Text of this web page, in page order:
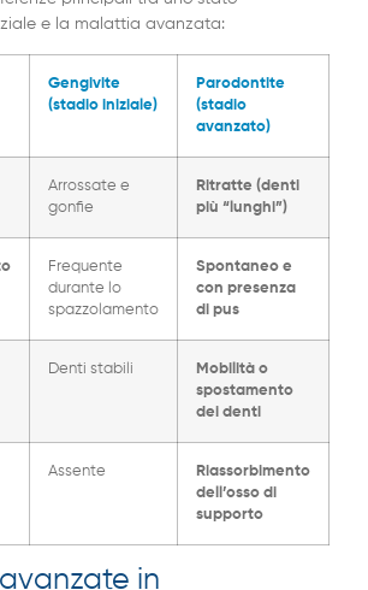
e la malattia avanzata:
Gengivite
(stadio iniziale)
Parodontite
(stadio
avanzato)
Arrossate e
gonfie
Ritratte (denti
più “lunghi”)
Frequente
durante lo
spazzolamento
Spontaneo e
con presenza
di pus
Denti stabili
Mobilità o
spostamento
dei denti
Assente
Riassorbimento
dell’osso di
supporto
in